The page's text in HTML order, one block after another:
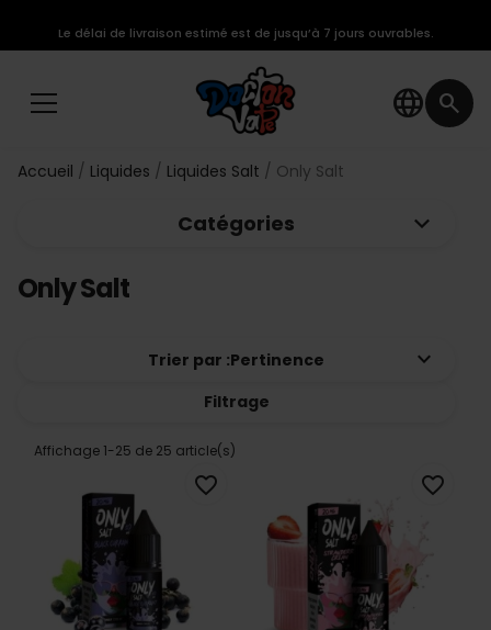
language search
Le délai de livraison estimé est de jusqu’à 7 jours ouvrables.
Accueil Liquides Liquides Salt Only Salt
Catégories keyboard_arrow_down
Only Salt
Trier par :Pertinence keyboard_arrow_down
Filtrage
Affichage 1-25 de 25 article(s)
favorite_border favorite_border